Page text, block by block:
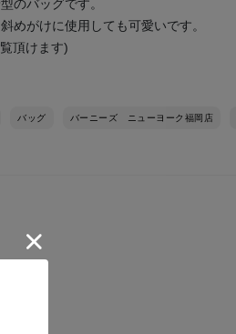
のバッグです。
めがけに使用しても可愛いです。
頂けます)
バッグ バーニーズ ニューヨーク福岡店